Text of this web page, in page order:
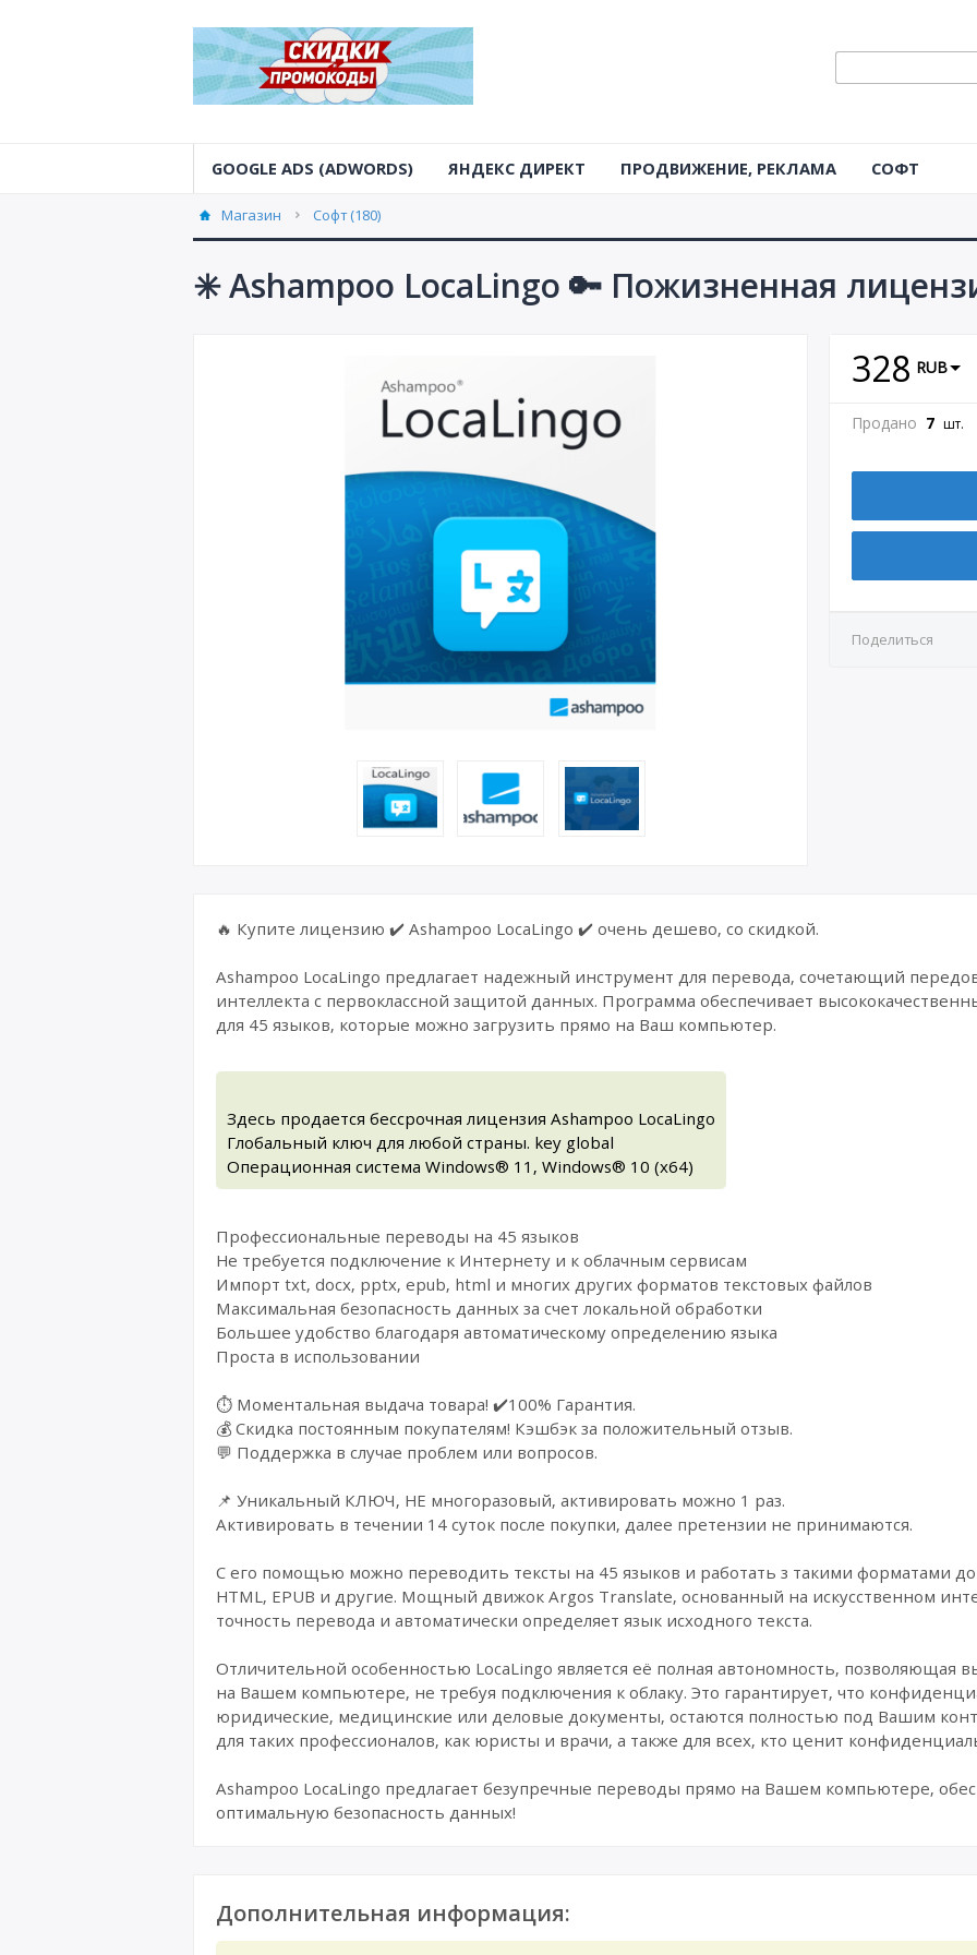
GOOGLE ADS (ADWORDS) ЯНДЕКС ДИРЕКТ ПРОДВИЖЕНИЕ, РЕКЛАМА СОФТ
Магазин Софт (180)
✳️ Ashampoo LocaLingo 🔑 Пожизненная
328 RUB
Продано 7 шт.
Поделиться
🔥 Купите лицензию ✔️ Ashampoo LocaLingo ✔️ очень дешево, со скидкой.
Ashampoo LocaLingo предлагает надежный инструмент для перевода, сочетающий
интеллекта с первоклассной защитой данных. Программа обеспечивает
для 45 языков, которые можно загрузить прямо на Ваш компьютер.
Здесь продается бессрочная лицензия Ashampoo LocaLingo
Глобальный ключ для любой страны. key global
Операционная система Windows® 11, Windows® 10 (x64)
Профессиональные переводы на 45 языков
Не требуется подключение к Интернету и к облачным сервисам
Импорт txt, docx, pptx, epub, html и многих других форматов текстовых файлов
Максимальная безопасность данных за счет локальной обработки
Большее удобство благодаря автоматическому определению языка
Проста в использовании
⏱️ Моментальная выдача товара! ✔️100% Гарантия.
💰 Cкидка постоянным покупателям! Кэшбэк за положительный отзыв.
💬 Поддержка в случае проблем или вопросов.
📌 Уникальный КЛЮЧ, НЕ многоразовый, активировать можно 1 раз.
Активировать в течении 14 суток после покупки, далее претензии не принимаются.
С его помощью можно переводить тексты на 45 языков и работать з такими форматами
HTML, EPUB и другие. Мощный движок Argos Translate, основанный на искусственном
точность перевода и автоматически определяет язык исходного текста.
Отличительной особенностью LocaLingo является её полная автономность, позволяющая
на Вашем компьютере, не требуя подключения к облаку. Это гарантирует, что
юридические, медицинские или деловые документы, остаются полностью под Вашим
для таких профессионалов, как юристы и врачи, а также для всех, кто ценит
Ashampoo LocaLingo предлагает безупречные переводы прямо на Вашем компьютере,
оптимальную безопасность данных!
Дополнительная информация: